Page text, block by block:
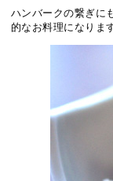
ハンバークの繋ぎに
的なお料理になりま